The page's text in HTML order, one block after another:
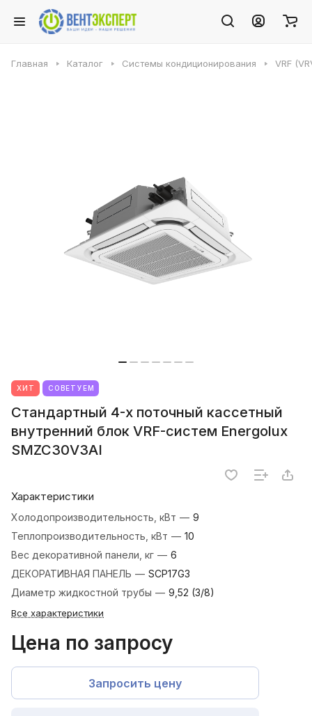
Главная Каталог Системы кондиционирования VRF
ХИТ СОВЕТУЕМ
Стандартный 4-х поточный кассетный
внутренний блок VRF-систем Energolux
SMZC30V3AI
Характеристики
Холодопроизводительность, кВт — 9
Теплопроизводительность, кВт — 10
Вес декоративной панели, кг — 6
ДЕКОРАТИВНАЯ ПАНЕЛЬ — SCP17G3
Диаметр жидкостной трубы — 9,52 (3/8)
Все характеристики
Цена по запросу
Запросить цену